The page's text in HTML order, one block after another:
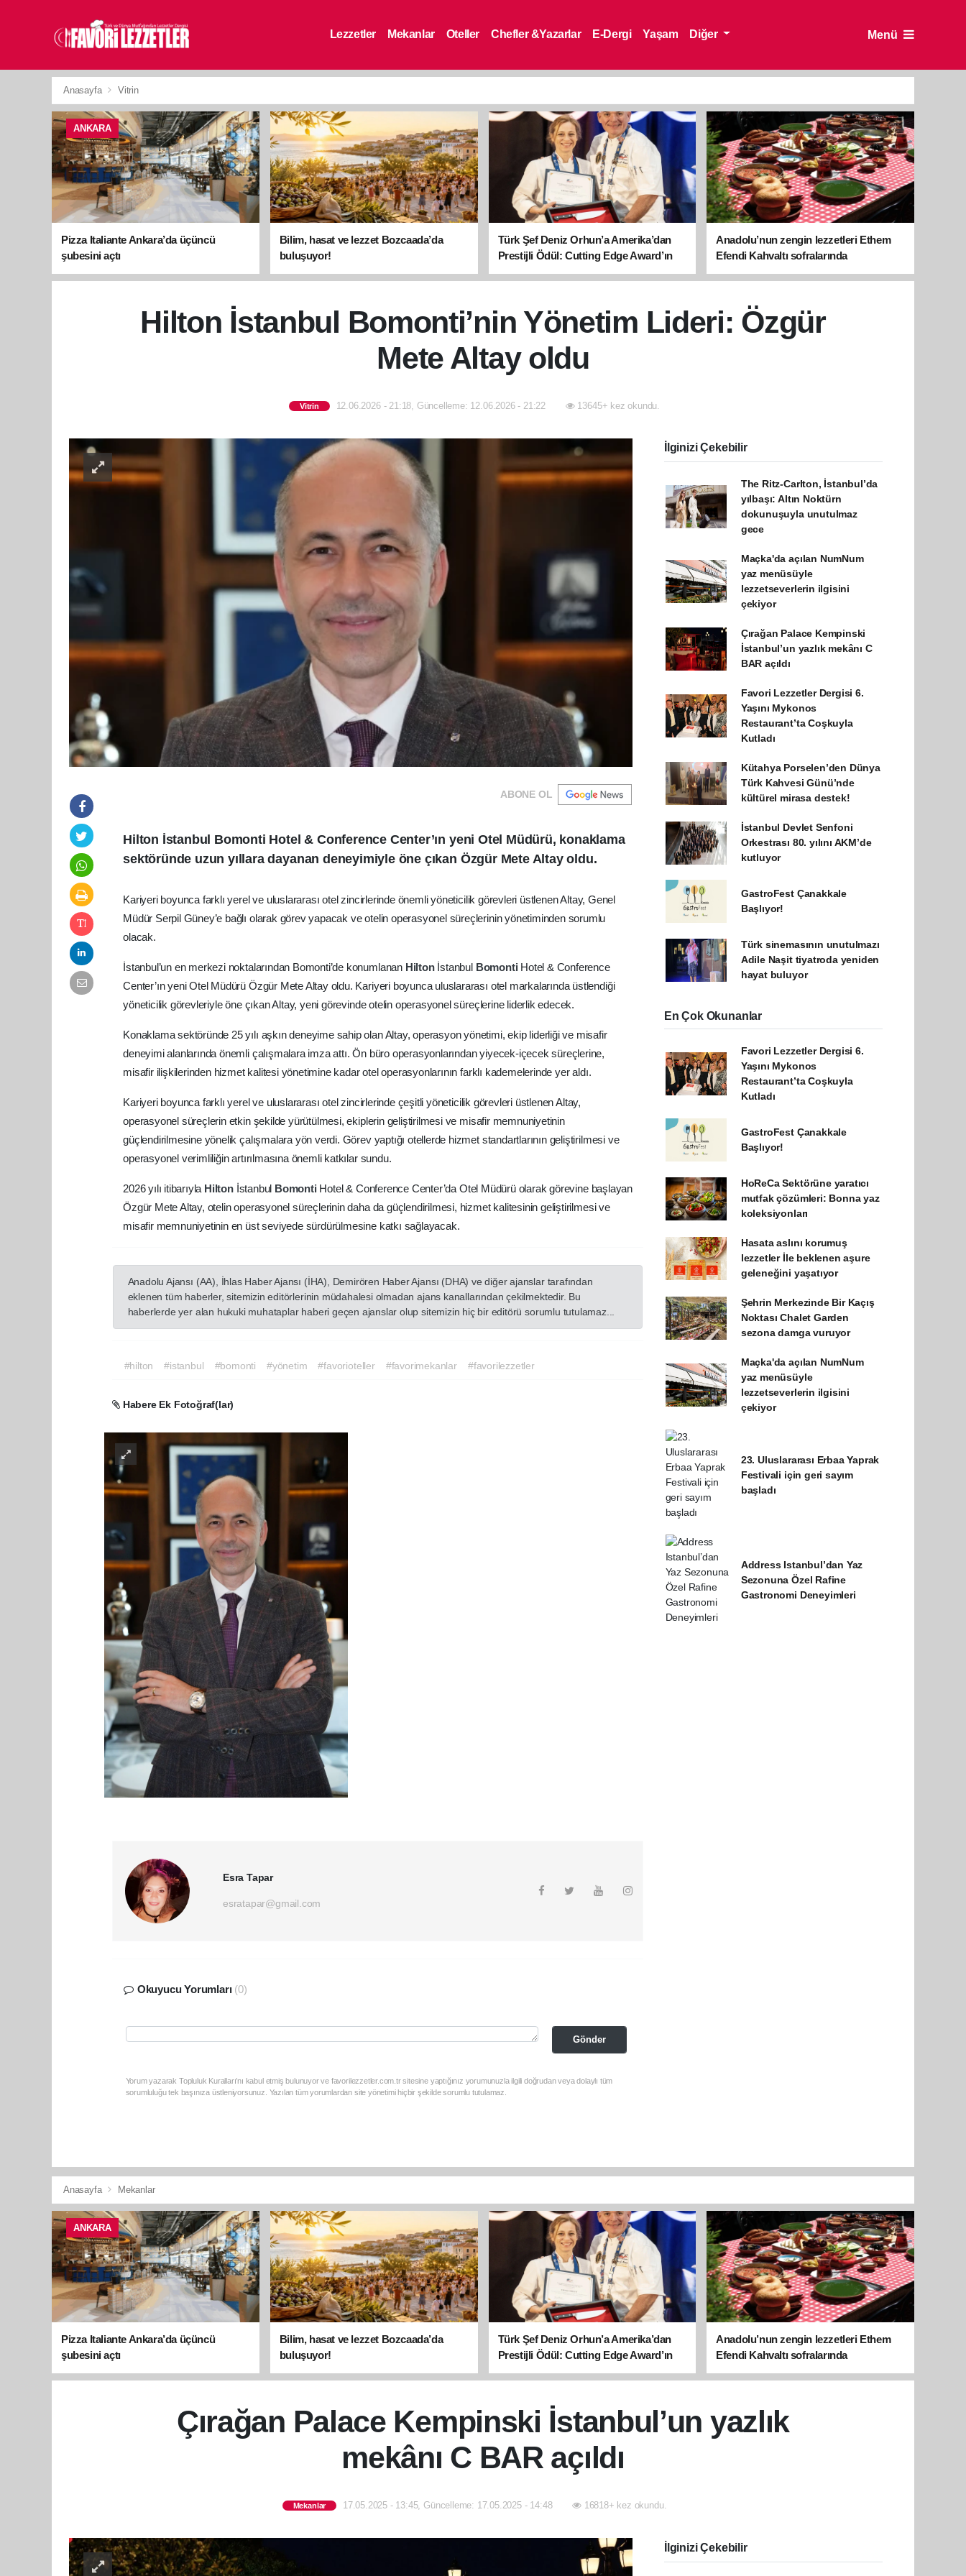
Lezzetler Mekanlar Oteller Chefler &Yazarlar E-Dergi Yaşam Diğer Menü
Anasayfa Vitrin
ANKARA
Pizza Italiante Ankara’da üçüncü
şubesini açtı
Bilim, hasat ve lezzet Bozcaada’da
buluşuyor!
Türk Şef Deniz Orhun’a Amerika’dan
Prestijli Ödül: Cutting Edge Award’ın
sahibi oldu
Anadolu’nun zengin lezzetleri Ethem
Efendi Kahvaltı sofralarında
Hilton İstanbul Bomonti’nin Yönetim Lideri: Özgür
Mete Altay oldu
Vitrin 12.06.2026 - 21:18, Güncelleme: 12.06.2026 - 21:22 13645+ kez okundu.
ABONE OL
Hilton İstanbul Bomonti Hotel & Conference Center’ın yeni Otel Müdürü, konaklama
sektöründe uzun yıllara dayanan deneyimiyle öne çıkan Özgür Mete Altay oldu.
Kariyeri boyunca farklı yerel ve uluslararası otel zincirlerinde önemli yöneticilik görevleri üstlenen Altay, Genel
Müdür Serpil Güney’e bağlı olarak görev yapacak ve otelin operasyonel süreçlerinin yönetiminden sorumlu
olacak.
İstanbul’un en merkezi noktalarından Bomonti’de konumlanan Hilton İstanbul Bomonti Hotel & Conference
Center’ın yeni Otel Müdürü Özgür Mete Altay oldu. Kariyeri boyunca uluslararası otel markalarında üstlendiği
yöneticilik görevleriyle öne çıkan Altay, yeni görevinde otelin operasyonel süreçlerine liderlik edecek.
Konaklama sektöründe 25 yılı aşkın deneyime sahip olan Altay, operasyon yönetimi, ekip liderliği ve misafir
deneyimi alanlarında önemli çalışmalara imza attı. Ön büro operasyonlarından yiyecek-içecek süreçlerine,
misafir ilişkilerinden hizmet kalitesi yönetimine kadar otel operasyonlarının farklı kademelerinde yer aldı.
Kariyeri boyunca farklı yerel ve uluslararası otel zincirlerinde çeşitli yöneticilik görevleri üstlenen Altay,
operasyonel süreçlerin etkin şekilde yürütülmesi, ekiplerin geliştirilmesi ve misafir memnuniyetinin
güçlendirilmesine yönelik çalışmalara yön verdi. Görev yaptığı otellerde hizmet standartlarının geliştirilmesi ve
operasyonel verimliliğin artırılmasına önemli katkılar sundu.
2026 yılı itibarıyla Hilton İstanbul Bomonti Hotel & Conference Center’da Otel Müdürü olarak görevine başlayan
Özgür Mete Altay, otelin operasyonel süreçlerinin daha da güçlendirilmesi, hizmet kalitesinin geliştirilmesi ve
misafir memnuniyetinin en üst seviyede sürdürülmesine katkı sağlayacak.
Anadolu Ajansı (AA), İhlas Haber Ajansı (İHA), Demirören Haber Ajansı (DHA) ve diğer ajanslar tarafından
eklenen tüm haberler, sitemizin editörlerinin müdahalesi olmadan ajans kanallarından çekilmektedir. Bu
haberlerde yer alan hukuki muhataplar haberi geçen ajanslar olup sitemizin hiç bir editörü sorumlu tutulamaz...
#hilton #istanbul #bomonti #yönetim #favorioteller #favorimekanlar #favorilezzetler
Habere Ek Fotoğraf(lar)
Esra Tapar
esratapar@gmail.com
Okuyucu Yorumları (0)
Gönder
Yorum yazarak Topluluk Kuralları’nı kabul etmiş bulunuyor ve favorilezzetler.com.tr sitesine yaptığınız yorumunuzla ilgili doğrudan veya dolaylı tüm
sorumluluğu tek başınıza üstleniyorsunuz. Yazılan tüm yorumlardan site yönetimi hiçbir şekilde sorumlu tutulamaz.
İlginizi Çekebilir
The Ritz-Carlton, İstanbul’da
yılbaşı: Altın Noktürn
dokunuşuyla unutulmaz
gece
Maçka'da açılan NumNum
yaz menüsüyle
lezzetseverlerin ilgisini
çekiyor
Çırağan Palace Kempinski
İstanbul’un yazlık mekânı C
BAR açıldı
Favori Lezzetler Dergisi 6.
Yaşını Mykonos
Restaurant’ta Coşkuyla
Kutladı
Kütahya Porselen’den Dünya
Türk Kahvesi Günü’nde
kültürel mirasa destek!
İstanbul Devlet Senfoni
Orkestrası 80. yılını AKM’de
kutluyor
GastroFest Çanakkale
Başlıyor!
Türk sinemasının unutulmazı
Adile Naşit tiyatroda yeniden
hayat buluyor
En Çok Okunanlar
Favori Lezzetler Dergisi 6.
Yaşını Mykonos
Restaurant’ta Coşkuyla
Kutladı
GastroFest Çanakkale
Başlıyor!
HoReCa Sektörüne yaratıcı
mutfak çözümleri: Bonna yaz
koleksiyonları
Hasata aslını korumuş
lezzetler İle beklenen aşure
geleneğini yaşatıyor
Şehrin Merkezinde Bir Kaçış
Noktası Chalet Garden
sezona damga vuruyor
Maçka'da açılan NumNum
yaz menüsüyle
lezzetseverlerin ilgisini
çekiyor
23. Uluslararası Erbaa Yaprak
Festivali için geri sayım
başladı
Address Istanbul’dan Yaz
Sezonuna Özel Rafine
Gastronomi Deneyimleri
Anasayfa Mekanlar
ANKARA
Pizza Italiante Ankara’da üçüncü
şubesini açtı
Bilim, hasat ve lezzet Bozcaada’da
buluşuyor!
Türk Şef Deniz Orhun’a Amerika’dan
Prestijli Ödül: Cutting Edge Award’ın
sahibi oldu
Anadolu’nun zengin lezzetleri Ethem
Efendi Kahvaltı sofralarında
Çırağan Palace Kempinski İstanbul’un yazlık
mekânı C BAR açıldı
Mekanlar 17.05.2025 - 13:45, Güncelleme: 17.05.2025 - 14:48 16818+ kez okundu.
İlginizi Çekebilir